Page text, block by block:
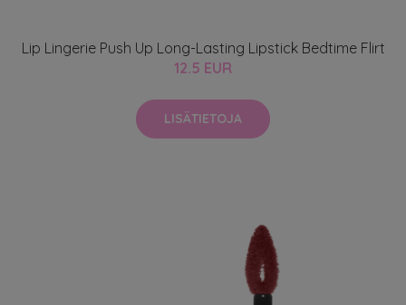
Lip Lingerie Push Up Long-Lasting Lipstick Bedtime Flirt
12.5 EUR
LISÄTIETOJA